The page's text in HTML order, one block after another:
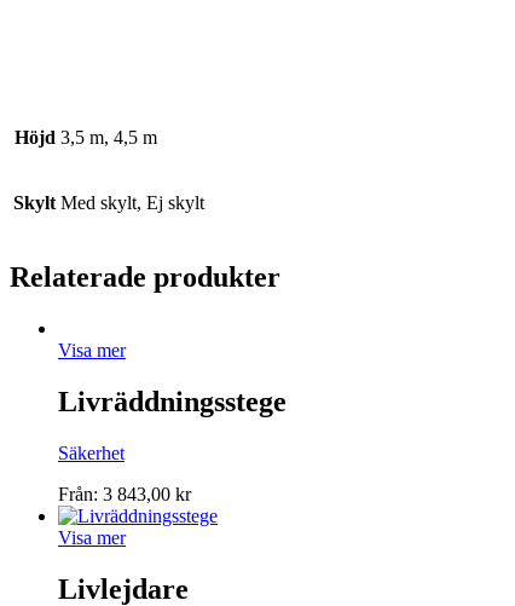
Höjd 3,5 m, 4,5 m
Skylt Med skylt, Ej skylt
Relaterade produkter
Visa mer
Livräddningsstege
Säkerhet
Från: 3 843,00 kr
Visa mer
Livlejdare